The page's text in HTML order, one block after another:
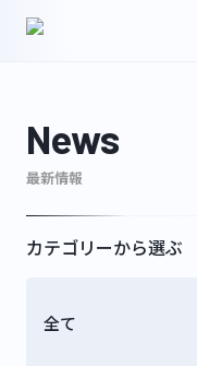
ABOUT
WORKS
News
最新情報
カテゴリーから選ぶ
全て